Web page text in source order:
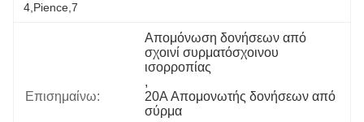
4,pience,7
Επισημαίνω:
Απομόνωση δονήσεων από
σχοινί συρματόσχοινου
ισορροπίας
,
20A Απομονωτής δονήσεων από
σύρμα